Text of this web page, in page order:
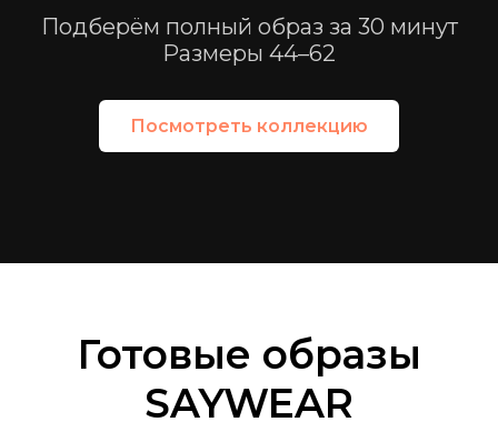
Подберём полный образ за 30 минут
Размеры 44–62
Посмотреть коллекцию
Готовые образы
SAYWEAR